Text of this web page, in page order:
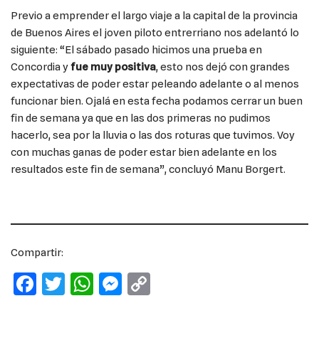
Previo a emprender el largo viaje a la capital de la provincia
de Buenos Aires el joven piloto entrerriano nos adelantó lo
siguiente: “El sábado pasado hicimos una prueba en
Concordia yfue muy positiva, esto nos dejó con grandes
expectativas de poder estar peleando adelante o al menos
funcionar bien. Ojalá en esta fecha podamos cerrar un buen
fin de semana ya que en las dos primeras no pudimos
hacerlo, sea por la lluvia o las dos roturas que tuvimos. Voy
con muchas ganas de poder estar bien adelante en los
resultados este fin de semana”, concluyó Manu Borgert.
Compartir:
F
T
W M